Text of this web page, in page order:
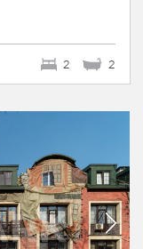
2 2